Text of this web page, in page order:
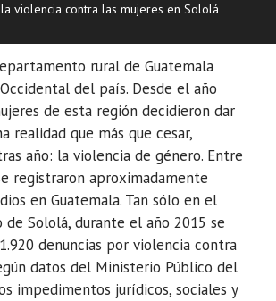
violencia contra las mujeres en Sololá
rural de Guatemala
del país. Desde el año
de esta región decidieron dar
realidad que más que cesar,
año: la violencia de género. Entre
registraron aproximadamente
en Guatemala. Tan sólo en el
Sololá, durante el año 2015 se
denuncias por violencia contra
datos del Ministerio Público del
impedimentos jurídicos, sociales y